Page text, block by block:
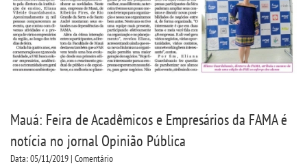
Mauá: Feira de Acadêmicos e Empresários da FAMA é
notícia no jornal Opinião Pública
Data: 05/11/2019 | Comentário